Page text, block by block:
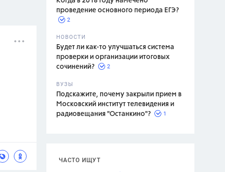
проведение основного периода ЕГЭ?
2
НОВОСТИ
Будет ли как-то улучшаться система
проверки и организации итоговых
сочинений?
2
ВУЗЫ
Подскажите, почему закрыли прием в
Московский институт телевидения и
радиовещания "Останкино"?
1
ЧАСТО ИЩУТ